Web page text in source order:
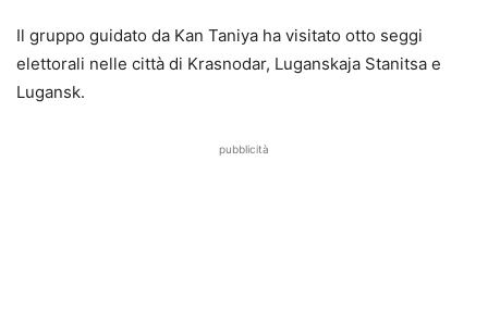
Il gruppo guidato da Kan Taniya ha visitato otto seggi
elettorali nelle città di Krasnodar, Luganskaja Stanitsa e
Lugansk.
pubblicità